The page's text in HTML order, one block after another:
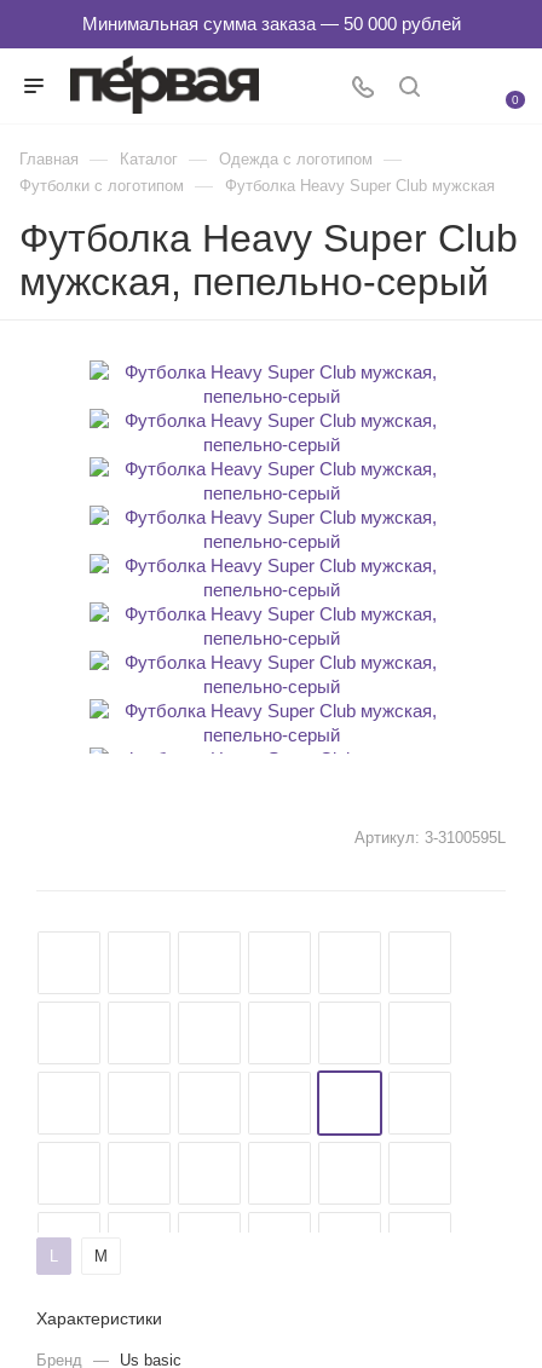
0
Главная — Каталог — Одежда с логотипом —
Футболки с логотипом — Футболка Heavy Super Club мужская
Футболка Heavy Super Club
мужская, пепельно-серый
Артикул: 3-3100595L
L M
Характеристики
Бренд —
Us basic